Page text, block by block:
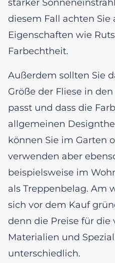
starker
diesem Fall achten Sie
Eigenschaften wie
Farbechtheit.
Außerdem sollten Sie
Größe der Fliese in
passt und dass die
allgemeinen
können Sie im Garten
verwenden aber
beispielsweise im
als Treppenbelag. Am
sich vor dem Kauf
denn die Preise für die
Materialien und
unterschiedlich.